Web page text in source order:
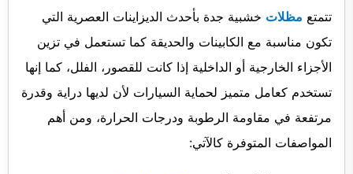
تتمتع مظلات خشبية جدة بأحدث الديزاينات العصرية التي
تكون مناسبة مع الكابينات والحديقة كما تستعمل في تزين
الأجزاء الخارجية أو الداخلية إذا كانت للقصور، الفلل، كما إنها
تستخدم كعامل متميز لحماية السيارات لأن لديها دراية وقدرة
مرتفعة في مقاومة الرطوبة ودرجات الحرارة، ومن أهم
المواصفات المتوفرة كالآتي: